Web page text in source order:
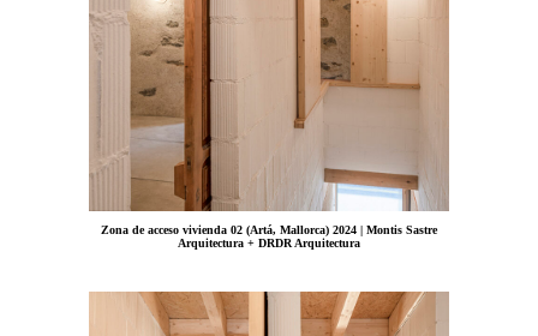
Zona de acceso vivienda 02 (Artá, Mallorca) 2024 | Montis Sastre
Arquitectura + DRDR Arquitectura